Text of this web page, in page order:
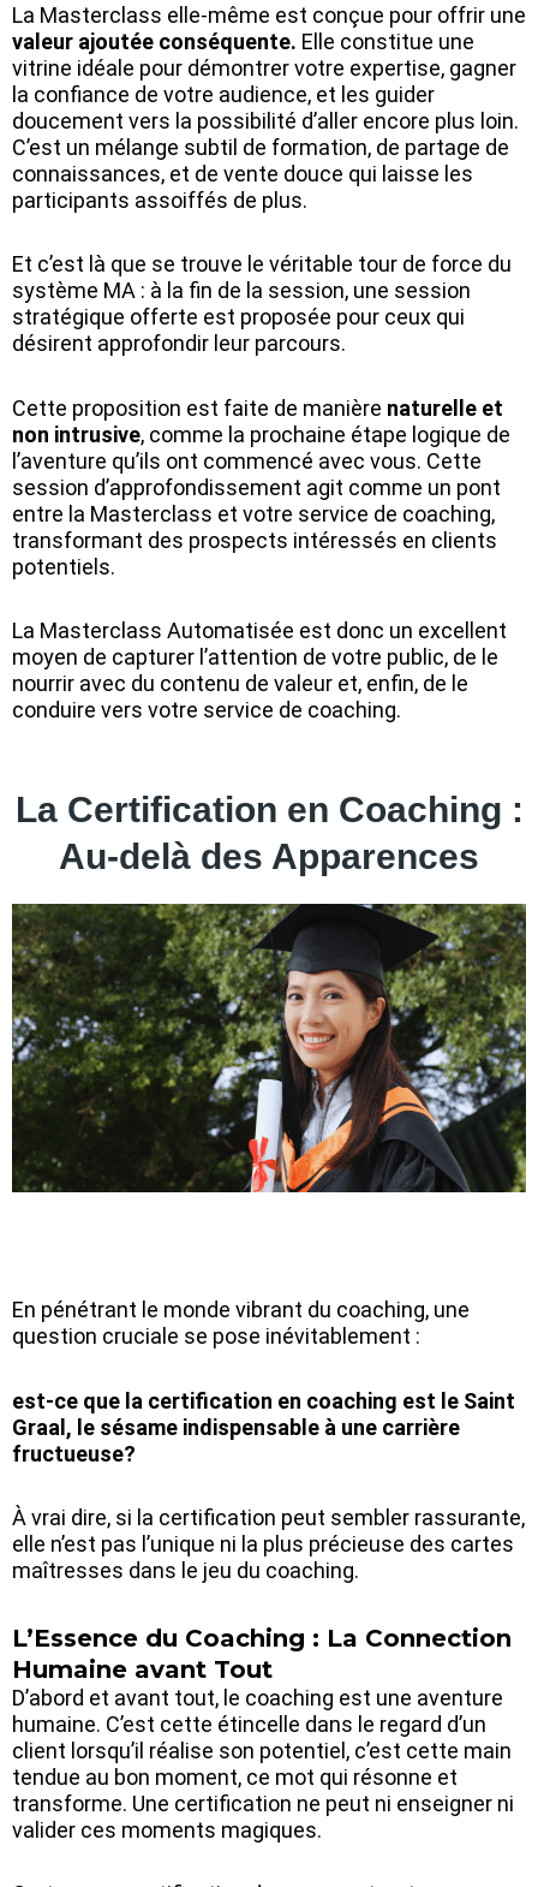
La Masterclass elle-même est conçue pour offrir une
valeur ajoutée conséquente. Elle constitue une
vitrine idéale pour démontrer votre expertise, gagner
la confiance de votre audience, et les guider
doucement vers la possibilité d’aller encore plus loin.
C’est un mélange subtil de formation, de partage de
connaissances, et de vente douce qui laisse les
participants assoiffés de plus.
Et c’est là que se trouve le véritable tour de force du
système MA : à la fin de la session, une session
stratégique offerte est proposée pour ceux qui
désirent approfondir leur parcours.
Cette proposition est faite de manière naturelle et
non intrusive, comme la prochaine étape logique de
l’aventure qu’ils ont commencé avec vous. Cette
session d’approfondissement agit comme un pont
entre la Masterclass et votre service de coaching,
transformant des prospects intéressés en clients
potentiels.
La Masterclass Automatisée est donc un excellent
moyen de capturer l’attention de votre public, de le
nourrir avec du contenu de valeur et, enfin, de le
conduire vers votre service de coaching.
La Certification en Coaching :
Au-delà des Apparences
En pénétrant le monde vibrant du coaching, une
question cruciale se pose inévitablement :
est-ce que la certification en coaching est le Saint
Graal, le sésame indispensable à une carrière
fructueuse?
À vrai dire, si la certification peut sembler rassurante,
elle n’est pas l’unique ni la plus précieuse des cartes
maîtresses dans le jeu du coaching.
L’Essence du Coaching : La Connection
Humaine avant Tout
D’abord et avant tout, le coaching est une aventure
humaine. C’est cette étincelle dans le regard d’un
client lorsqu’il réalise son potentiel, c’est cette main
tendue au bon moment, ce mot qui résonne et
transforme. Une certification ne peut ni enseigner ni
valider ces moments magiques.